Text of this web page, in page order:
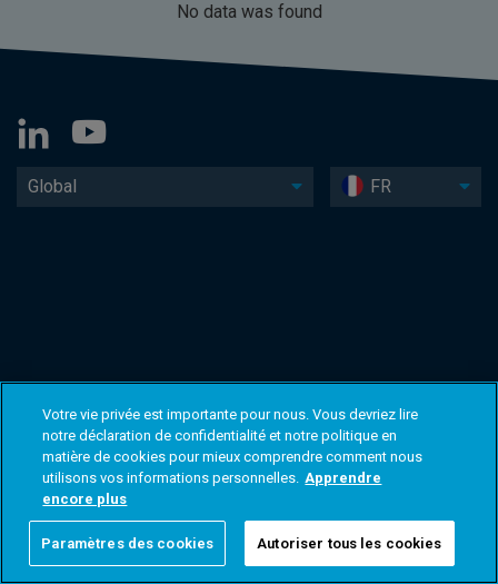
No data was found
Global FR
Votre vie privée est importante pour nous. Vous devriez lire
notre déclaration de confidentialité et notre politique en
matière de cookies pour mieux comprendre comment nous
utilisons vos informations personnelles. Apprendre
encore plus
Paramètres des cookies Autoriser tous les cookies